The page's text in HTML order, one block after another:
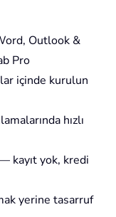
Outlook &
Pro
içinde kurulun
hızlı
kayıt yok, kredi
yerine tasarruf